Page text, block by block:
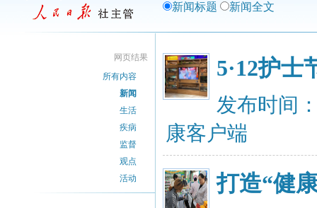
新闻标题 新闻全文
网页结果
所有内容
新闻
生活
疾病
监督
观点
活动
5·12护
发布时间
康客户端
打造“健